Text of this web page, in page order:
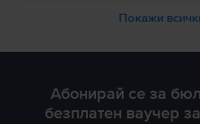
Покажи
Абонирай се за
безплатен ваучер